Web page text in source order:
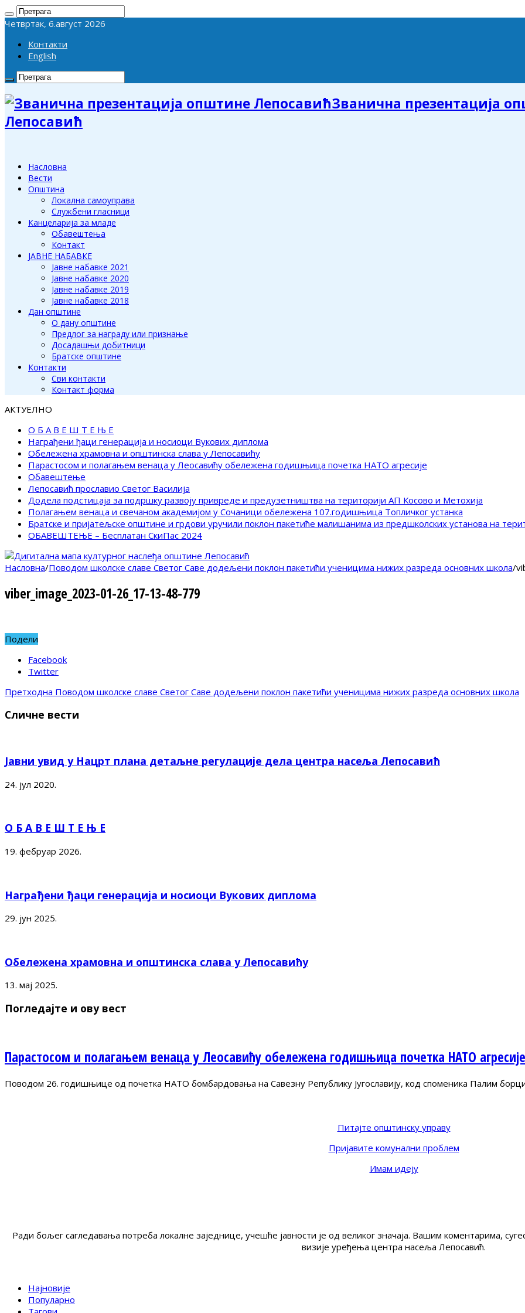
Четвртак, 6.август 2026
Контакти
English
Званична презентација
Лепосавић
Насловна
Вести
Општина
Локална самоуправа
Службени гласници
Канцеларија за младе
Обавештења
Контакт
ЈАВНЕ НАБАВКЕ
Јавне набавке 2021
Јавне набавке 2020
Јавне набавке 2019
Јавне набавке 2018
Дан општине
О дану општине
Предлог за награду или признање
Досадашњи добитници
Братске општине
Контакти
Сви контакти
Контакт форма
АКТУЕЛНО
О Б А В Е Ш Т Е Њ Е
Награђени ђаци генерација и носиоци Вукових диплома
Обележена храмовна и општинска слава у Лепосавићу
Парастосом и полагањем венаца у Леосавићу обележена годишњица почетка НАТО агресије
Обавештење
Лепосавић прославио Светог Василија
Додела подстицаја за подршку развоју привреде и предузетништва на територији АП Косово и Метохија
Полагањем венаца и свечаном академијом у Сочаници обележена 107.годишњица Топличког устанка
Братске и пријатељске општине и грдови уручили поклон пакетиће малишанима из предшколских установа на
ОБАВЕШТЕЊЕ – Бесплатан СкиПас 2024
Насловна/Поводом школске славе Светог Саве додељени поклон пакетићи ученицима нижих разреда основних школа/
viber_image_2023-01-26_17-13-48-779
Подели
Facebook
Twitter
Претходна Поводом школске славе Светог Саве додељени поклон пакетићи ученицима нижих разреда основних школа
Сличне вести
Јавни увид у Нацрт плана детаљне регулације дела центра насеља Лепосавић
24. јул 2020.
О Б А В Е Ш Т Е Њ Е
19. фебруар 2026.
Награђени ђаци генерација и носиоци Вукових диплома
29. јун 2025.
Обележена храмовна и општинска слава у Лепосавићу
13. мај 2025.
Погледајте и ову вест
Парастосом и полагањем венаца у Леосавићу обележена годишњица почетка НАТО агресије
Поводом 26. годишњице од почетка НАТО бомбардовања на Савезну Републику Југославију, код споменика Палим
Питајте општинску управу
Пријавите комунални проблем
Имам идеју
Ради бољег сагледавања потреба локалне заједнице, учешће јавности је од великог значаја. Вашим коментарима,
визије уређења центра насеља Лепосавић.
Најновије
Популарно